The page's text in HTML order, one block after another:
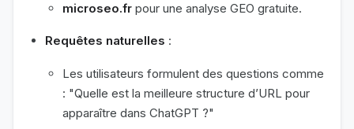
microseo.fr pour une analyse GEO gratuite.
Requêtes naturelles :
Les utilisateurs formulent des questions comme
: "Quelle est la meilleure structure d’URL pour
apparaître dans ChatGPT ?"